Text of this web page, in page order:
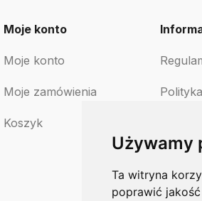
Używamy
Ta witryna
poprawić
Moje konto
Moje konto
Moje zamówienia
Koszyk